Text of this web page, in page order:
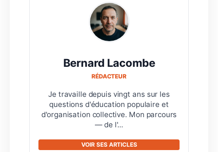
Bernard Lacombe
RÉDACTEUR
Je travaille depuis vingt ans sur les
questions d'éducation populaire et
d'organisation collective. Mon parcours
— de l'...
VOIR SES ARTICLES